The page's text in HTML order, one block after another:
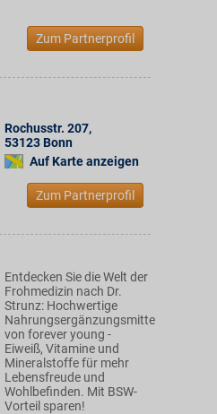
Zum Partnerprofil
Rochusstr. 207,
53123 Bonn
Auf Karte anzeigen
Zum Partnerprofil
Entdecken Sie die Welt der
Frohmedizin nach Dr.
Strunz: Hochwertige
Nahrungsergänzungsmittel
von forever young -
Eiweiß, Vitamine und
Mineralstoffe für mehr
Lebensfreude und
Wohlbefinden. Mit BSW-
Vorteil sparen!